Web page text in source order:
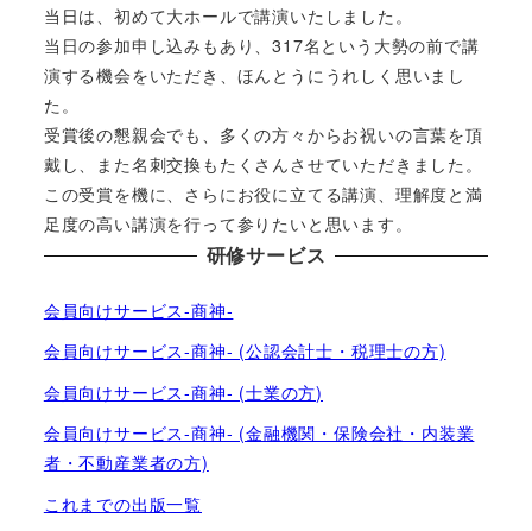
当日は、初めて大ホールで講演いたしました。
当日の参加申し込みもあり、317名という大勢の前で講
演する機会をいただき、ほんとうにうれしく思いまし
た。
受賞後の懇親会でも、多くの方々からお祝いの言葉を頂
戴し、また名刺交換もたくさんさせていただきました。
この受賞を機に、さらにお役に立てる講演、理解度と満
足度の高い講演を行って参りたいと思います。
研修サービス
会員向けサービス-商神-
会員向けサービス-商神- (公認会計士・税理士の方)
会員向けサービス-商神- (士業の方)
会員向けサービス-商神- (金融機関・保険会社・内装業
者・不動産業者の方)
これまでの出版一覧